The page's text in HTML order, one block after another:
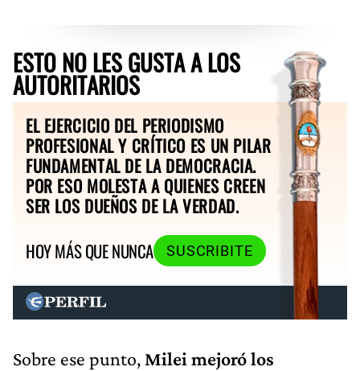
ESTO NO LES GUSTA A LOS
AUTORITARIOS
EL EJERCICIO DEL PERIODISMO
PROFESIONAL Y CRÍTICO ES UN PILAR
FUNDAMENTAL DE LA DEMOCRACIA.
POR ESO MOLESTA A QUIENES CREEN
SER LOS DUEÑOS DE LA VERDAD.
HOY MÁS QUE NUNCA
SUSCRIBITE
Sobre ese punto, Milei mejoró los